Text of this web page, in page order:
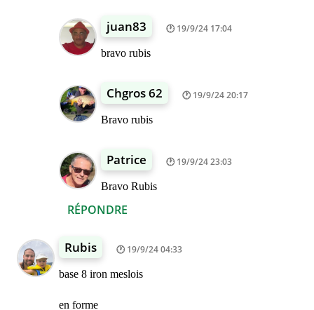
RÉPONDRE
juan83 19/9/24 17:04
bravo rubis
Chgros 62 19/9/24 20:17
Bravo rubis
Patrice 19/9/24 23:03
Bravo Rubis
Rubis 19/9/24 04:33
base 8 iron meslois
en forme